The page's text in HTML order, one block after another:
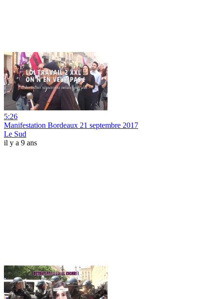
5:26
Manifestation Bordeaux 21 septembre 2017
Le Sud
il y a 9 ans